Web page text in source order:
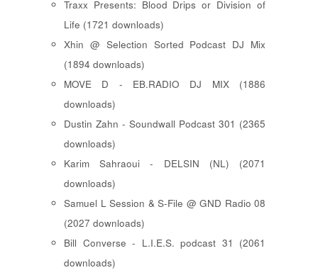
Traxx Presents: Blood Drips or Division of
Life (1721 downloads)
Xhin @ Selection Sorted Podcast DJ Mix
(1894 downloads)
MOVE D - EB.RADIO DJ MIX (1886
downloads)
Dustin Zahn - Soundwall Podcast 301 (2365
downloads)
Karim Sahraoui - DELSIN (NL) (2071
downloads)
Samuel L Session & S-File @ GND Radio 08
(2027 downloads)
Bill Converse - L.I.E.S. podcast 31 (2061
downloads)